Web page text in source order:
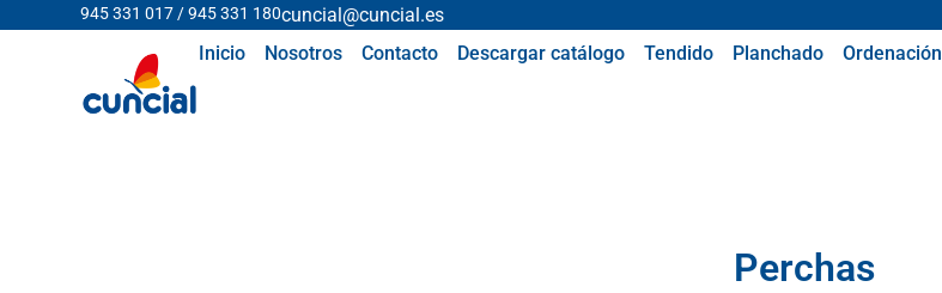
945 331 017 / 945 331 180cuncial@cuncial.es
Inicio
Nosotros Contacto Descargar catálogo Tendido Planchado Ordenación
Perchas